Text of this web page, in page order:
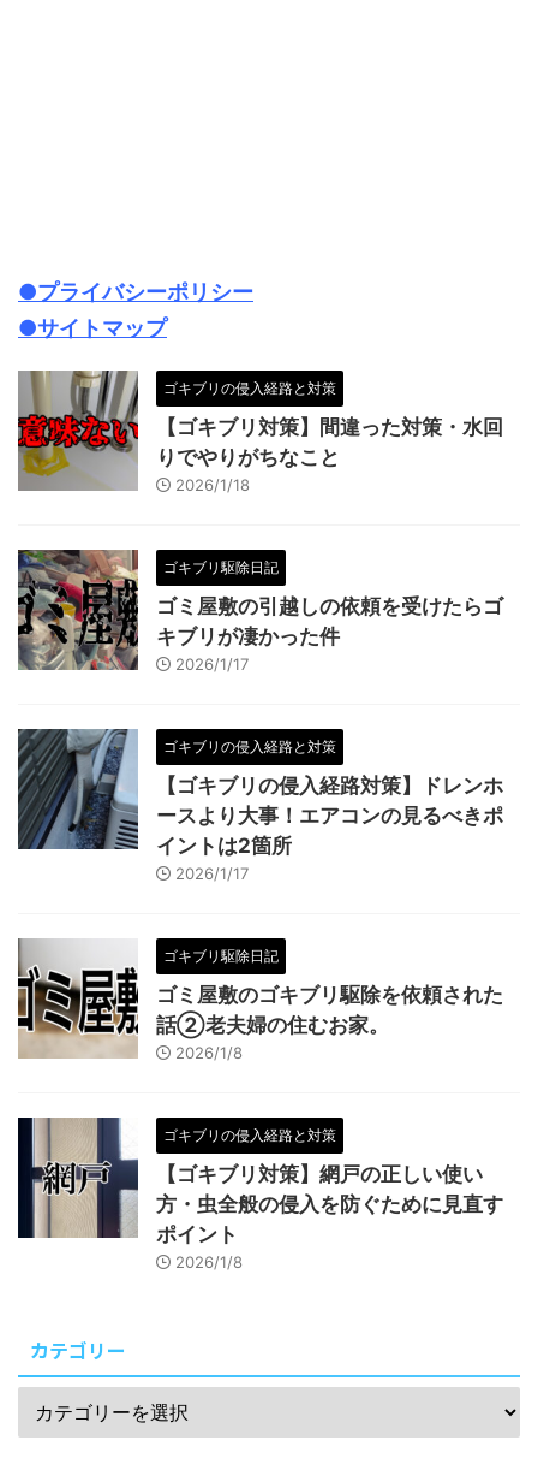
●プライバシーポリシー
●サイトマップ
ゴキブリの侵入経路と対策
【ゴキブリ対策】間違った対策・水回
りでやりがちなこと
2026/1/18
ゴキブリ駆除日記
ゴミ屋敷の引越しの依頼を受けたらゴ
キブリが凄かった件
2026/1/17
ゴキブリの侵入経路と対策
【ゴキブリの侵入経路対策】ドレンホ
ースより大事！エアコンの見るべきポ
イントは2箇所
2026/1/17
ゴキブリ駆除日記
ゴミ屋敷のゴキブリ駆除を依頼された
話②老夫婦の住むお家。
2026/1/8
ゴキブリの侵入経路と対策
【ゴキブリ対策】網戸の正しい使い
方・虫全般の侵入を防ぐために見直す
ポイント
2026/1/8
カテゴリー